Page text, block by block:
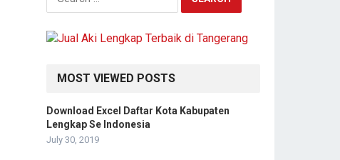
for:
MOST VIEWED POSTS
Download Excel Daftar Kota Kabupaten
Lengkap Se Indonesia
July 30, 2019